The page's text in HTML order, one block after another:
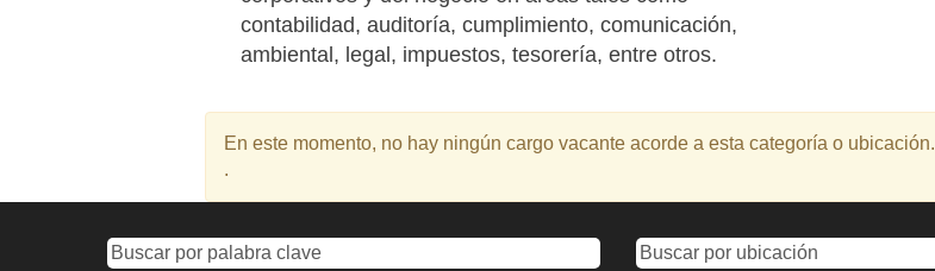
contabilidad, auditoría, cumplimiento, comunicación,
ambiental, legal, impuestos, tesorería, entre otros.
En este momento, no hay ningún cargo vacante acorde a esta categoría o ubicación.
.